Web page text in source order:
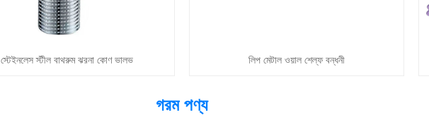
স্টেইনলেস স্টীল বাথরুম ঝরনা কোণ ভালভ লিপ মেটাল ওয়াল শেল্ফ বন্ধনী
গরম পণ্য